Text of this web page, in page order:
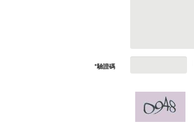
*驗證碼